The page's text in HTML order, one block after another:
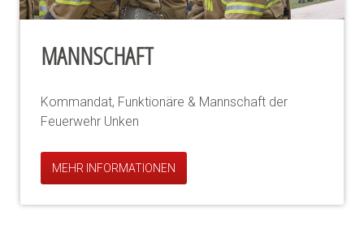
MANNSCHAFT
Kommandat, Funktionäre & Mannschaft der
Feuerwehr Unken
MEHR INFORMATIONEN